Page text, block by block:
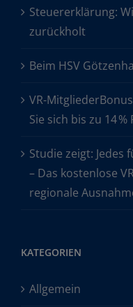
Steuererklärung:
zurückholt
Beim HSV
VR-
Sie sich bis zu 14 %
Studie zeigt:
– Das kostenlose
regionale
KATEGORIEN
Allgemein